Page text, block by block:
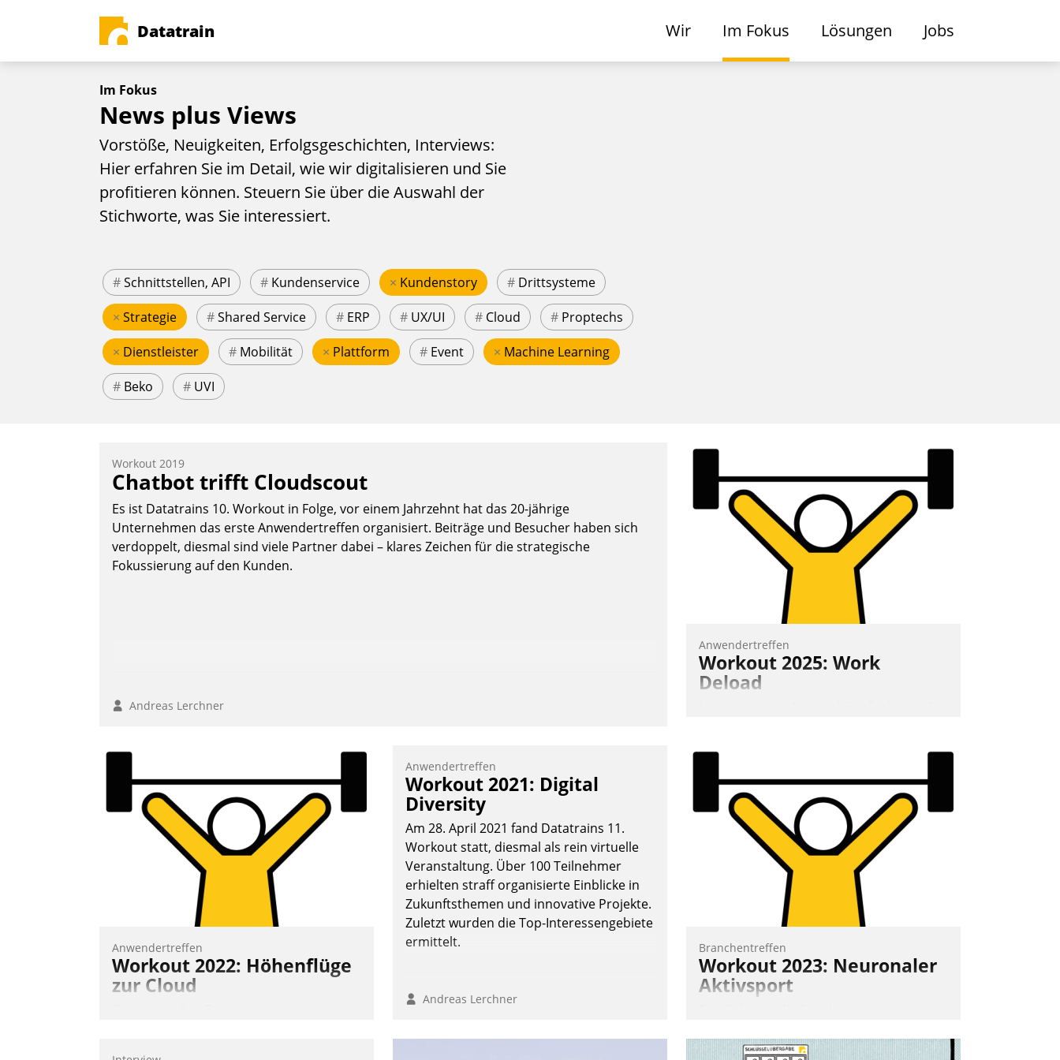
Datatrain Wir Im Fokus Lösungen Jobs
Im Fokus
News plus Views
Vorstöße, Neuigkeiten, Erfolgsgeschichten, Interviews:
Hier erfahren Sie im Detail, wie wir digitalisieren und Sie
profitieren können. Steuern Sie über die Auswahl der
Stichworte, was Sie interessiert.
#Schnittstellen, API # Kundenservice × Kundenstory # Drittsysteme
× Strategie #Shared Service # ERP # UX/UI # Cloud # Proptechs
× Dienstleister # Mobilität × Plattform # Event × Machine Learning
# Beko # UVI
Workout 2019
Chatbot trifft Cloudscout
Es ist Datatrains 10. Workout in Folge, vor einem Jahrzehnt hat das 20-jährige
Unternehmen das erste Anwendertreffen organisiert. Beiträge und Besucher haben sich
verdoppelt, diesmal sind viele Partner dabei – klares Zeichen für die strategische
Fokussierung auf den Kunden.
Andreas Lerchner
Anwendertreffen
Workout 2025: Work
Deload
meistern und Workloads wuppen – bei
zunehmend anspruchsvollen Aufgaben
und abnehmendem Nachwuchs?
Nadja Hußmann
Anwendertreffen
Workout 2022: Höhenflüge
zur Cloud
Anwendertreffen
Workout 2021: Digital
Diversity
Am 28. April 2021 fand Datatrains 11.
Workout statt, diesmal als rein virtuelle
Veranstaltung. Über 100 Teilnehmer
erhielten straff organisierte Einblicke in
Zukunftsthemen und innovative Projekte.
Zuletzt wurden die Top-Interessengebiete
ermittelt.
Andreas Lerchner
Branchentreffen
Workout 2023: Neuronaler
Aktivsport
aktiv und sammelten methodisch